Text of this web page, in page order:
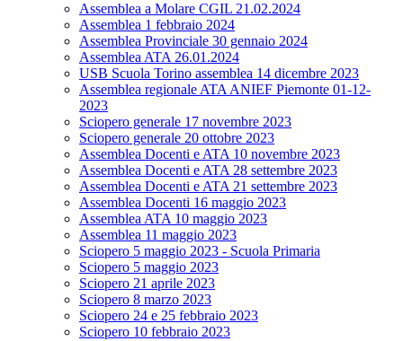
Assemblea a Molare CGIL 21.02.2024
Assemblea 1 febbraio 2024
Assemblea Provinciale 30 gennaio 2024
Assemblea ATA 26.01.2024
USB Scuola Torino assemblea 14 dicembre 2023
Assemblea regionale ATA ANIEF Piemonte 01-12-
2023
Sciopero generale 17 novembre 2023
Sciopero generale 20 ottobre 2023
Assemblea Docenti e ATA 10 novembre 2023
Assemblea Docenti e ATA 28 settembre 2023
Assemblea Docenti e ATA 21 settembre 2023
Assemblea Docenti 16 maggio 2023
Assemblea ATA 10 maggio 2023
Assemblea 11 maggio 2023
Sciopero 5 maggio 2023 - Scuola Primaria
Sciopero 5 maggio 2023
Sciopero 21 aprile 2023
Sciopero 8 marzo 2023
Sciopero 24 e 25 febbraio 2023
Sciopero 10 febbraio 2023